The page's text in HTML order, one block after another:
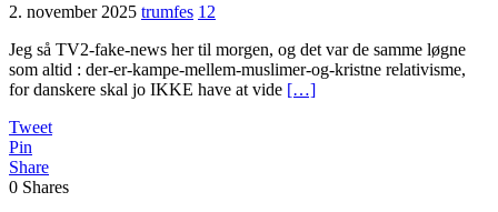
2. november 2025 trumfes 12
Jeg så TV2-fake-news her til morgen, og det var de samme løgne
som altid : der-er-kampe-mellem-muslimer-og-kristne relativisme,
for danskere skal jo IKKE have at vide […]
Tweet
Pin
Share
0 Shares